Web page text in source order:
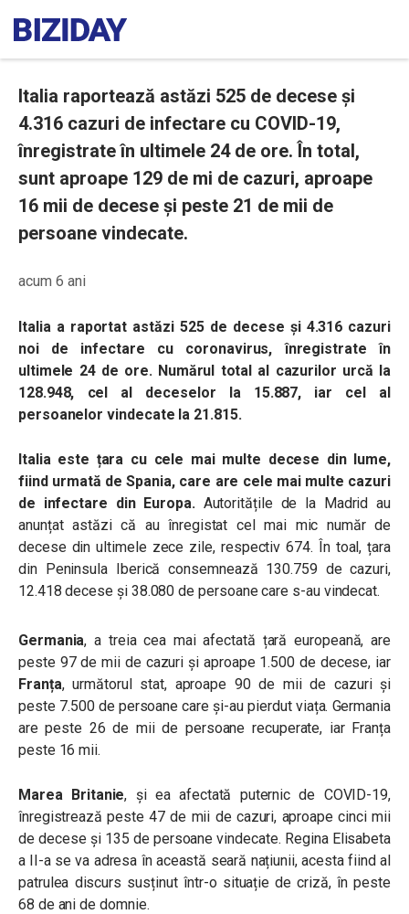
Italia raportează astăzi 525 de decese și
4.316 cazuri de infectare cu COVID-19,
înregistrate în ultimele 24 de ore. În total,
sunt aproape 129 de mi de cazuri, aproape
16 mii de decese și peste 21 de mii de
persoane vindecate.
acum 6 ani
Italia a raportat astăzi 525 de decese și 4.316 cazuri
noi de infectare cu coronavirus, înregistrate în
ultimele 24 de ore. Numărul total al cazurilor urcă la
128.948, cel al deceselor la 15.887, iar cel al
persoanelor vindecate la 21.815.
Italia este țara cu cele mai multe decese din lume,
fiind urmată de Spania, care are cele mai multe cazuri
de infectare din Europa.Autoritățile de la Madrid au
anunțat astăzi că au înregistat cel mai mic număr de
decese din ultimele zece zile, respectiv 674. În toal, țara
din Peninsula Iberică consemnează 130.759 de cazuri,
12.418 decese și 38.080 de persoane care s-au vindecat.
Germania, a treia cea mai afectată țară europeană, are
peste 97 de mii de cazuri și aproape 1.500 de decese, iar
Franța, următorul stat, aproape 90 de mii de cazuri și
peste 7.500 de persoane care și-au pierdut viața. Germania
are peste 26 de mii de persoane recuperate, iar Franța
peste 16 mii.
Marea Britanie, și ea afectată puternic de COVID-19,
înregistrează peste 47 de mii de cazuri, aproape cinci mii
de decese și 135 de persoane vindecate. Regina Elisabeta
a II-a se va adresa în această seară națiunii, acesta fiind al
patrulea discurs susținut într-o situație de criză, în peste
68 de ani de domnie.